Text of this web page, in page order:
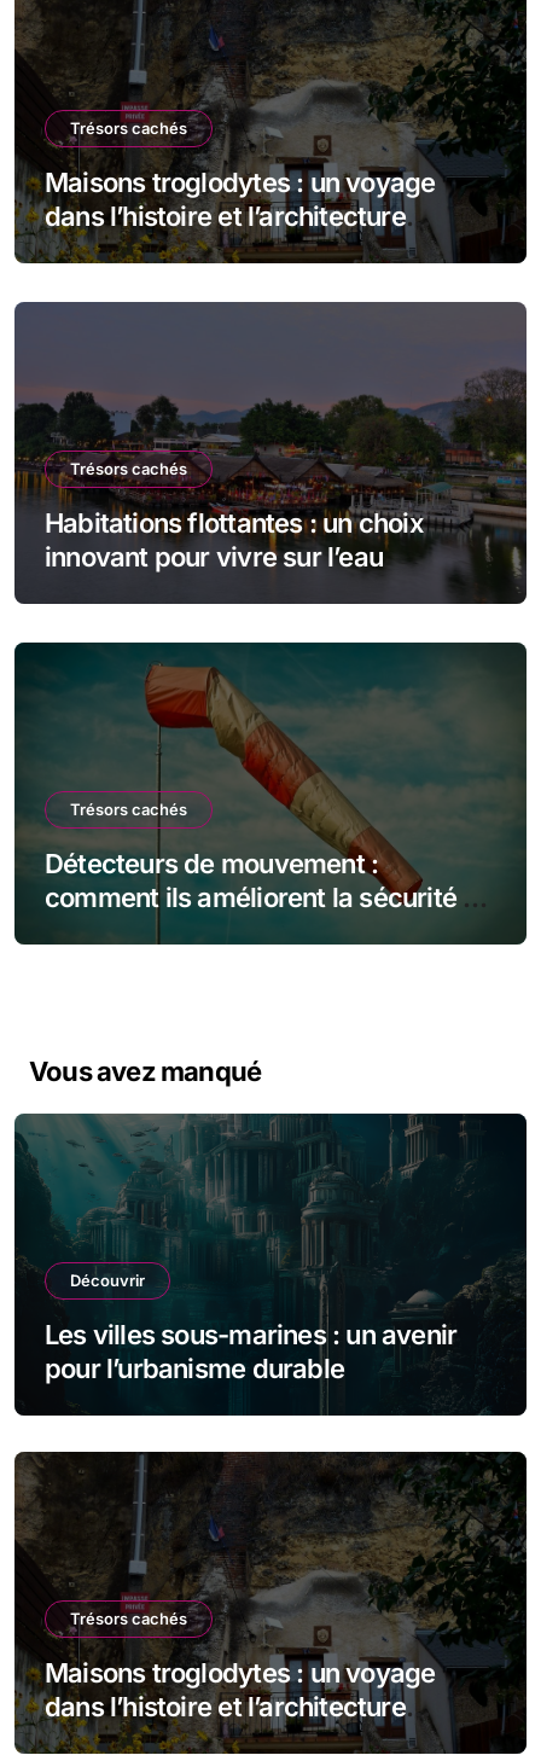
Trésors cachés
Maisons troglodytes : un voyage
dans l’histoire et l’architecture
souterraine
Trésors cachés
Habitations flottantes : un choix
innovant pour vivre sur l’eau
Trésors cachés
Détecteurs de mouvement :
comment ils améliorent la sécurité de
Vous avez manqué
Découvrir
Les villes sous-marines : un avenir
pour l’urbanisme durable
Trésors cachés
Maisons troglodytes : un voyage
dans l’histoire et l’architecture
souterraine